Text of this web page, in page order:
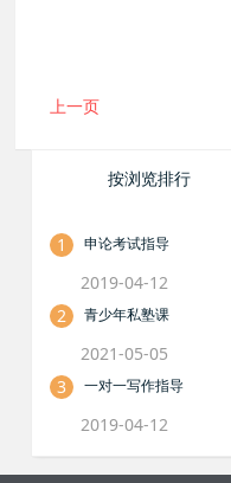
上一页
按浏览排行
1 申论考试指导
2019-04-12
2
青少年私塾课
2021-05-05
3
一对一写作指导
2019-04-12